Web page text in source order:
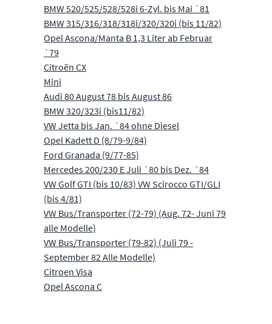
BMW 520/525/528/528i 6-Zyl. bis Mai ´81
BMW 315/316/318/318i/320/320i (bis 11/82)
Opel Ascona/Manta B 1,3 Liter ab Februar
´79
Citroën CX
Mini
Audi 80 August 78 bis August 86
BMW 320/323i (bis11/82)
VW Jetta bis Jan. ´84 ohne Diesel
Opel Kadett D (8/79-9/84)
Ford Granada (9/77-85)
Mercedes 200/230 E Juli ´80 bis Dez. ´84
VW Golf GTI (bis 10/83) VW Scirocco GTI/GLI
(bis 4/81)
VW Bus/Transporter (72-79) (Aug. 72- Juni 79
alle Modelle)
VW Bus/Transporter (79-82) (Juli 79 -
September 82 Alle Modelle)
Citroen Visa
Opel Ascona C